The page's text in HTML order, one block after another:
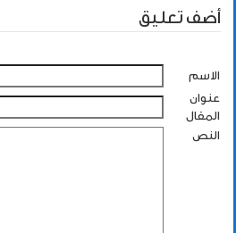
أضف تعليق
الاسم
عنوان
المقال
النص